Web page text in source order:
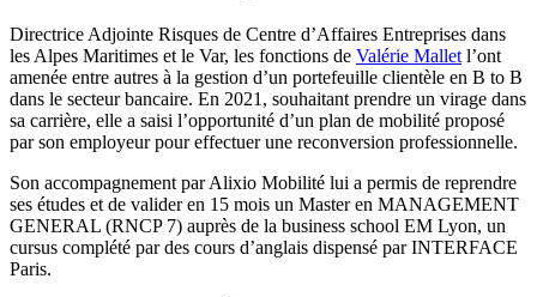
Directrice Adjointe Risques de Centre d’Affaires Entreprises dans
les Alpes Maritimes et le Var, les fonctions de Valérie Mallet l’ont
amenée entre autres à la gestion d’un portefeuille clientèle en B to B
dans le secteur bancaire. En 2021, souhaitant prendre un virage dans
sa carrière, elle a saisi l’opportunité d’un plan de mobilité proposé
par son employeur pour effectuer une reconversion professionnelle.
Son accompagnement par Alixio Mobilité lui a permis de reprendre
ses études et de valider en 15 mois un Master en MANAGEMENT
GENERAL (RNCP 7) auprès de la business school EM Lyon, un
cursus complété par des cours d’anglais dispensé par INTERFACE
Paris.